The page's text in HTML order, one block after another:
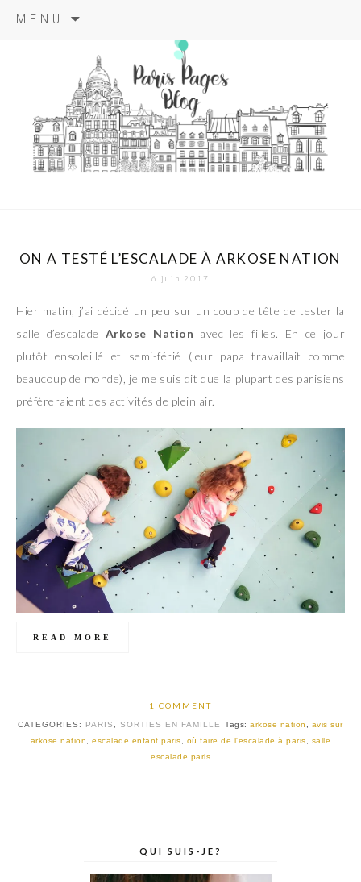
MENU
principal
paris pages
blog
ON A TESTÉ L’ESCALADE À ARKOSE NATION
6 juin 2017
Hier matin, j’ai décidé un peu sur un coup de tête de tester la
salle d’escalade Arkose Nation avec les filles. En ce jour
plutôt ensoleillé et semi-férié (leur papa travaillait comme
beaucoup de monde), je me suis dit que la plupart des parisiens
préfèreraient des activités de plein air.
READ MORE
1 COMMENT
CATEGORIES: PARIS ,SORTIES EN FAMILLE Tags:arkose nation , avis sur
arkose nation,escalade enfant paris, où faire de l'escalade à paris, salle
escalade paris
QUI SUIS-JE?